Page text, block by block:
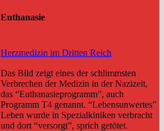
Euthanasie
Herzmedizin im Dritten Reich
Das Bild zeigt eines der schlimmsten
Verbrechen der Medizin in der Nazizeit,
das “Euthanasieprogramm”, auch
Programm T4 genannt. “Lebensunwertes”
Leben wurde in Spezialkiniken verbracht
und dort “versorgt”, sprich getötet.